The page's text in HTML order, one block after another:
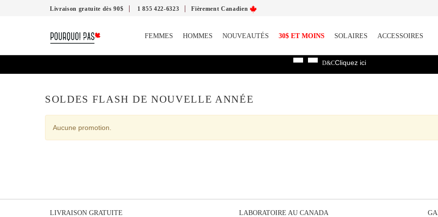
Livraison gratuite dès 90$ 1 855 422-6323 Fièrement Canadien
D&CCliquez ici
FEMMES HOMMES NOUVEAUTÉS 30$ ET MOINS SOLAIRES ACCESSOIRES
SOLDES FLASH DE NOUVELLE ANNÉE
Aucune promotion.
LIVRAISON GRATUITE
LABORATOIRE AU CANADA